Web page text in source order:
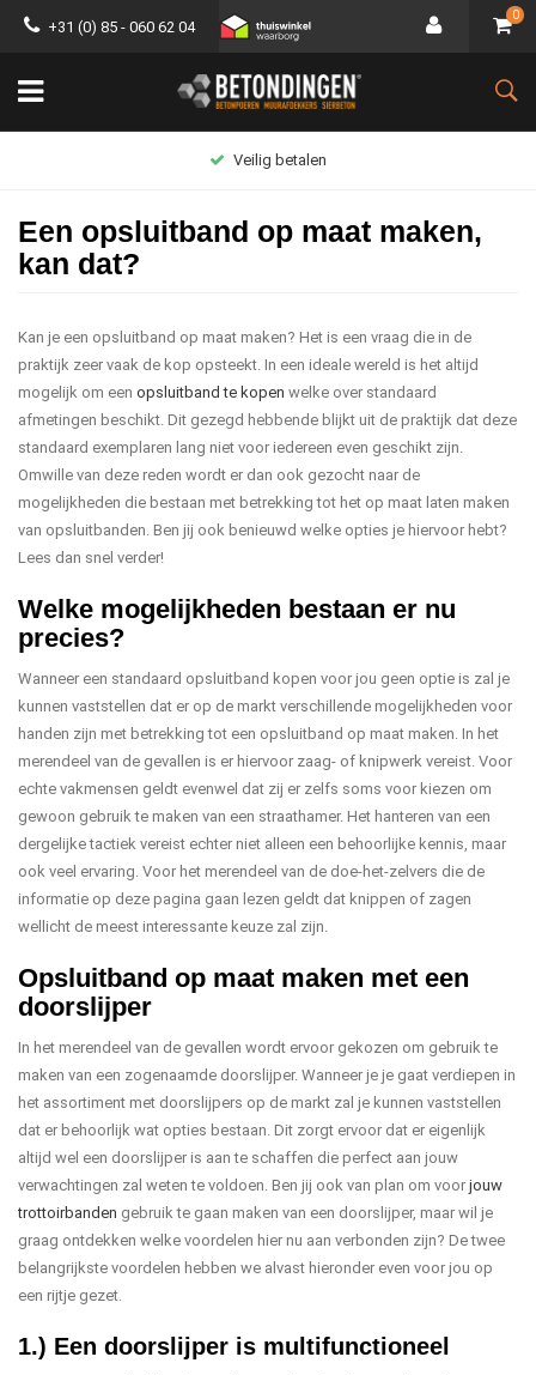
+31 (0) 85 - 060 62 04
0
Groot assortiment
Een opsluitband op maat maken,
kan dat?
Kan je een opsluitband op maat maken? Het is een vraag die in de
praktijk zeer vaak de kop opsteekt. In een ideale wereld is het altijd
mogelijk om een opsluitband te kopen welke over standaard
afmetingen beschikt. Dit gezegd hebbende blijkt uit de praktijk dat deze
standaard exemplaren lang niet voor iedereen even geschikt zijn.
Omwille van deze reden wordt er dan ook gezocht naar de
mogelijkheden die bestaan met betrekking tot het op maat laten maken
van opsluitbanden. Ben jij ook benieuwd welke opties je hiervoor hebt?
Lees dan snel verder!
Welke mogelijkheden bestaan er nu
precies?
Wanneer een standaard opsluitband kopen voor jou geen optie is zal je
kunnen vaststellen dat er op de markt verschillende mogelijkheden voor
handen zijn met betrekking tot een opsluitband op maat maken. In het
merendeel van de gevallen is er hiervoor zaag- of knipwerk vereist. Voor
echte vakmensen geldt evenwel dat zij er zelfs soms voor kiezen om
gewoon gebruik te maken van een straathamer. Het hanteren van een
dergelijke tactiek vereist echter niet alleen een behoorlijke kennis, maar
ook veel ervaring. Voor het merendeel van de doe-het-zelvers die de
informatie op deze pagina gaan lezen geldt dat knippen of zagen
wellicht de meest interessante keuze zal zijn.
Opsluitband op maat maken met een
doorslijper
In het merendeel van de gevallen wordt ervoor gekozen om gebruik te
maken van een zogenaamde doorslijper. Wanneer je je gaat verdiepen in
het assortiment met doorslijpers op de markt zal je kunnen vaststellen
dat er behoorlijk wat opties bestaan. Dit zorgt ervoor dat er eigenlijk
altijd wel een doorslijper is aan te schaffen die perfect aan jouw
verwachtingen zal weten te voldoen. Ben jij ook van plan om voor jouw
trottoirbanden gebruik te gaan maken van een doorslijper, maar wil je
graag ontdekken welke voordelen hier nu aan verbonden zijn? De twee
belangrijkste voordelen hebben we alvast hieronder even voor jou op
een rijtje gezet.
1.) Een doorslijper is multifunctioneel